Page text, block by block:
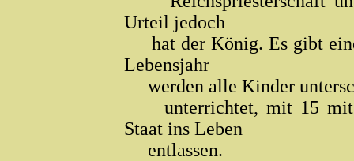
Urteil jedoch
hat der König. Es gibt
Lebensjahr
werden alle Kinder
unterrichtet, mit 15 mit
Staat ins Leben
entlassen.